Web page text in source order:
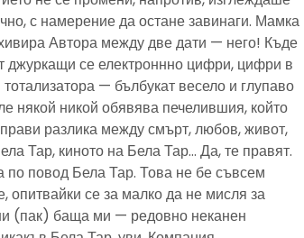
с намерение да остане завинаги. Мамка
Автора между две дати — него! Къде
джуркащи се електроннно цифри, цифри в
тотализатора — бълбукат весело и глупаво
някой никой обявява печелившия, който
разлика между смърт, любов, живот,
Тар, киното на Бела Тар… Да, те правят.
по повод Бела Тар. Това не бе съвсем
опитвайки се за малко да не мисля за
(пак) баща ми — редовно неканен